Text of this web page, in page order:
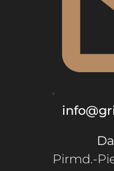
Pirmd.-